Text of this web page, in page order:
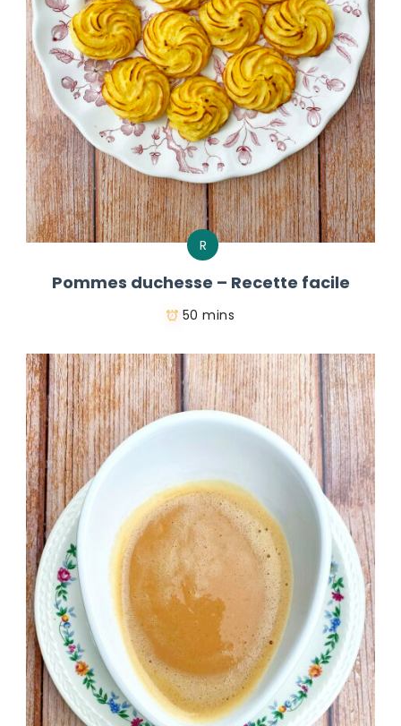
R
Pommes duchesse – Recette facile
50 mins